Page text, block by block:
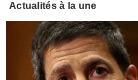
Actualités à la une